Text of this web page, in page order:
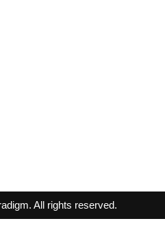
All rights reserved.